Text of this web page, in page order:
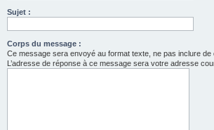
Sujet :
Corps du message :
Ce message sera envoyé au format texte, ne pas inclure de
L’adresse de réponse à ce message sera votre adresse